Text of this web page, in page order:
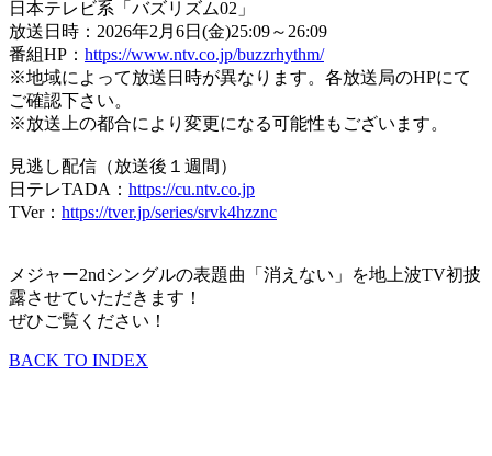
日本テレビ系「バズリズム02」
放送日時：2026年2月6日(金)25:09～26:09
番組HP： https://www.ntv.co.jp/buzzrhythm/
※地域によって放送日時が異なります。各放送局のHPにて
ご確認下さい。
※放送上の都合により変更になる可能性もございます。
見逃し配信（放送後１週間）
日テレTADA： https://cu.ntv.co.jp
TVer： https://tver.jp/series/srvk4hzznc
メジャー2ndシングルの表題曲「消えない」を地上波TV初披
露させていただきます！
ぜひご覧ください！
BACK TO INDEX